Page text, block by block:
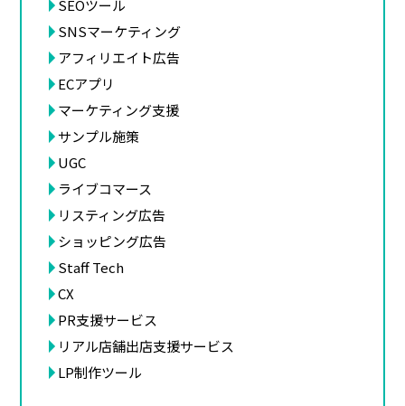
SEOツール
SNSマーケティング
アフィリエイト広告
ECアプリ
マーケティング支援
サンプル施策
UGC
ライブコマース
リスティング広告
ショッピング広告
Staff Tech
CX
PR支援サービス
リアル店舗出店支援サービス
LP制作ツール